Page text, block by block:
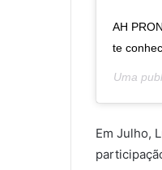
AH
te
Uma
Em Julho,